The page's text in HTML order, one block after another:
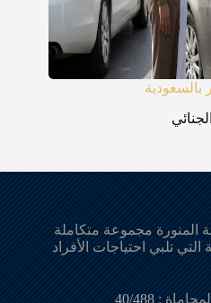
بالسعودية
المنورة مجموعة متكاملة
تلبي احتياجات الأفراد
:
40/488